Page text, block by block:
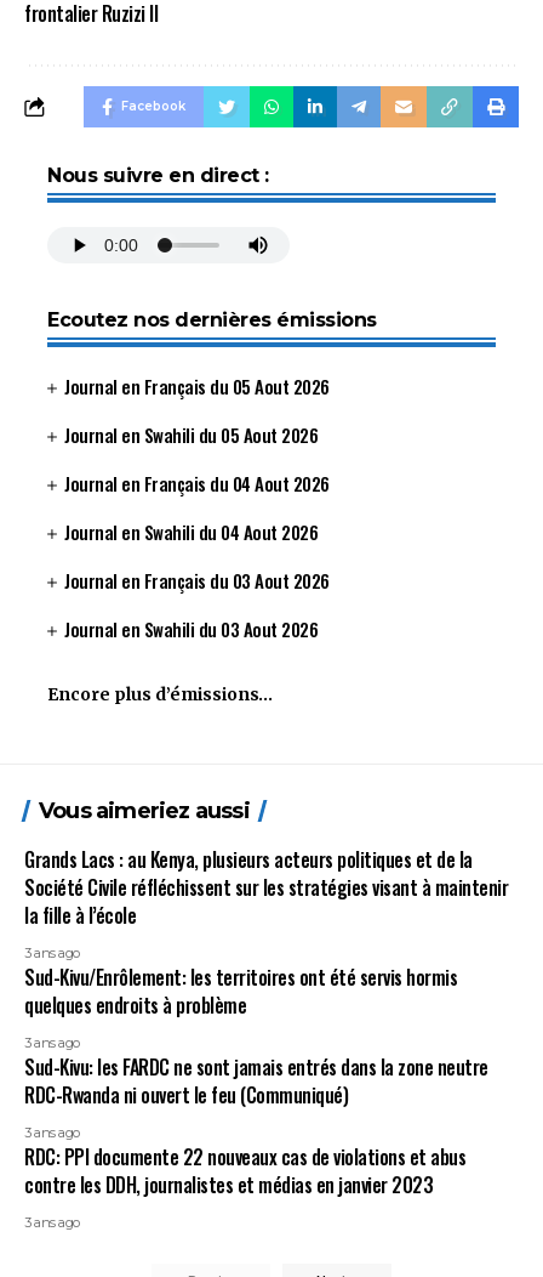
frontalier Ruzizi II
Facebook
Nous suivre en direct :
Ecoutez nos dernières émissions
Journal en Français du 05 Aout 2026
Journal en Swahili du 05 Aout 2026
Journal en Français du 04 Aout 2026
Journal en Swahili du 04 Aout 2026
Journal en Français du 03 Aout 2026
Journal en Swahili du 03 Aout 2026
Encore plus d’émissions…
Vous aimeriez aussi
Grands Lacs : au Kenya, plusieurs acteurs politiques et de la
Société Civile réfléchissent sur les stratégies visant à maintenir
la fille à l’école
3 ans ago
Sud-Kivu/Enrôlement: les territoires ont été servis hormis
quelques endroits à problème
3 ans ago
Sud-Kivu: les FARDC ne sont jamais entrés dans la zone neutre
RDC-Rwanda ni ouvert le feu (Communiqué)
3 ans ago
RDC: PPI documente 22 nouveaux cas de violations et abus
contre les DDH, journalistes et médias en janvier 2023
3 ans ago